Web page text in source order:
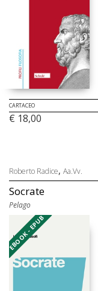
CARTACEO
€ 18,00
Roberto Radice, Aa.Vv.
Socrate
Pelago
EBOOK - EPUB